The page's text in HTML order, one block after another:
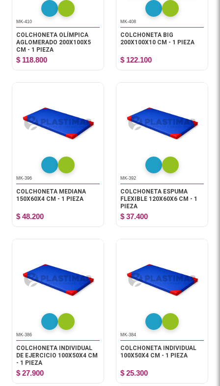
MK-410
COLCHONETA OLÍMPICA
AGLOMERADO 200X100X5
CM - 1 PIEZA
$ 118.800
MK-408
COLCHONETA BIG
200X100X10 CM - 1 PIEZA
$ 122.100
MK-396
COLCHONETA MEDIANA
150X60X4 CM - 1 PIEZA
$ 48.200
MK-392
COLCHONETA ESPUMA
FLEXIBLE 120X60X6 CM - 1
PIEZA
$ 37.400
MK-386
COLCHONETA INDIVIDUAL
DE EJERCICIO 100X50X4 CM
- 1 PIEZA
$ 27.900
MK-384
COLCHONETA INDIVIDUAL
100X50X4 CM - 1 PIEZA
$ 25.300